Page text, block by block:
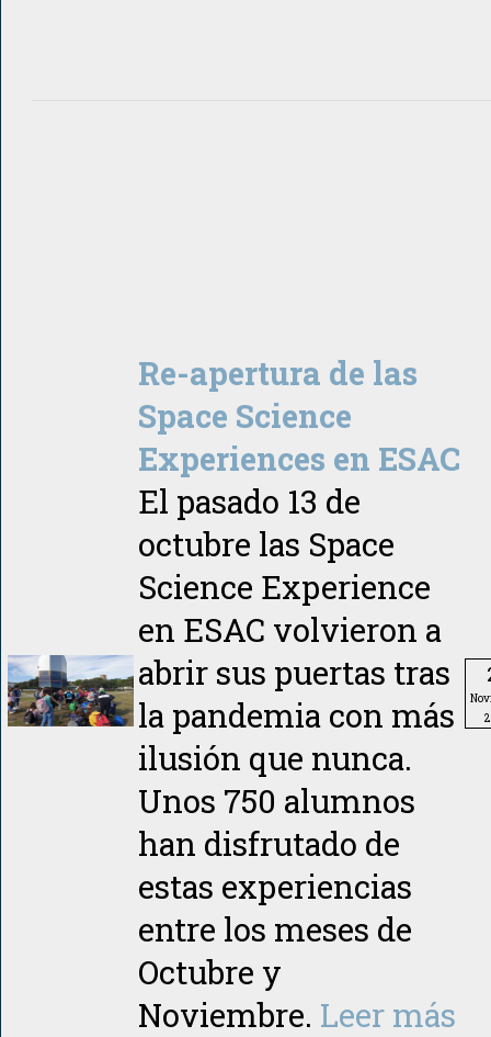
Re-apertura de las
Space Science
Experiences en ESAC
El pasado 13 de
octubre las Space
Science Experience
en ESAC volvieron a
abrir sus puertas tras
la pandemia con más
ilusión que nunca.
Unos 750 alumnos
han disfrutado de
estas experiencias
entre los meses de
Octubre y
Noviembre. Leer más